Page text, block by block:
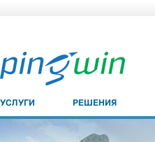
УСЛУГИ РЕШЕНИЯ